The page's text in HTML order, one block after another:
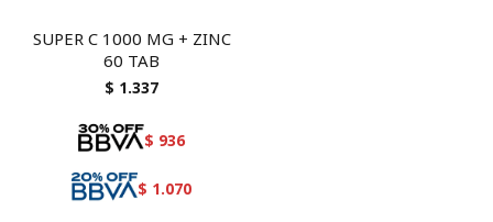
SUPER C 1000 MG + ZINC
60 TAB
$ 1.337
$ 936
$ 1.070